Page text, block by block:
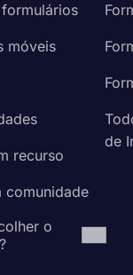
móveis
recurso
comunidade
o
de